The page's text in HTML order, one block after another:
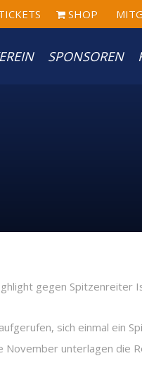
SHOP
SPONSOREN
sich einmal ein
November unterlagen die